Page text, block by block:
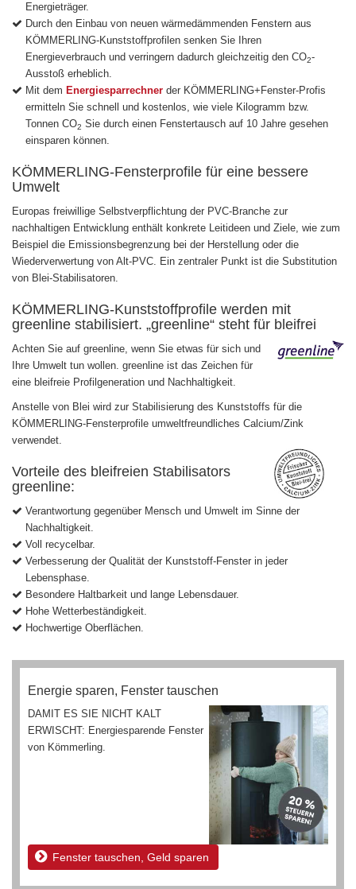
Energieträger.
Durch den Einbau von neuen wärmedämmenden Fenstern aus
KÖMMERLING-Kunststoffprofilen senken Sie Ihren
Energieverbrauch und verringern dadurch gleichzeitig den CO2-
Ausstoß erheblich.
Mit dem Energiesparrechnerder KÖMMERLING+Fenster-Profis
ermitteln Sie schnell und kostenlos, wie viele Kilogramm bzw.
Tonnen CO2 Sie durch einen Fenstertausch auf 10 Jahre gesehen
einsparen können.
KÖMMERLING-Fensterprofile für eine bessere
Umwelt
Europas freiwillige Selbstverpflichtung der PVC-Branche zur
nachhaltigen Entwicklung enthält konkrete Leitideen und Ziele, wie zum
Beispiel die Emissionsbegrenzung bei der Herstellung oder die
Wiederverwertung von Alt-PVC. Ein zentraler Punkt ist die Substitution
von Blei-Stabilisatoren.
KÖMMERLING-Kunststoffprofile werden mit
greenline stabilisiert. „greenline“ steht für bleifrei
Achten Sie auf greenline, wenn Sie etwas für sich und
Ihre Umwelt tun wollen. greenline ist das Zeichen für
eine bleifreie Profilgeneration und Nachhaltigkeit.
Anstelle von Blei wird zur Stabilisierung des Kunststoffs für die
KÖMMERLING-Fensterprofile umweltfreundliches Calcium/Zink
verwendet.
Vorteile des bleifreien Stabilisators
greenline:
Verantwortung gegenüber Mensch und Umwelt im Sinne der
Nachhaltigkeit.
Voll recycelbar.
Verbesserung der Qualität der Kunststoff-Fenster in jeder
Lebensphase.
Besondere Haltbarkeit und lange Lebensdauer.
Hohe Wetterbeständigkeit.
Hochwertige Oberflächen.
Energie sparen, Fenster tauschen
DAMIT ES SIE NICHT KALT
ERWISCHT: Energiesparende Fenster
von Kömmerling.
Fenster tauschen, Geld sparen